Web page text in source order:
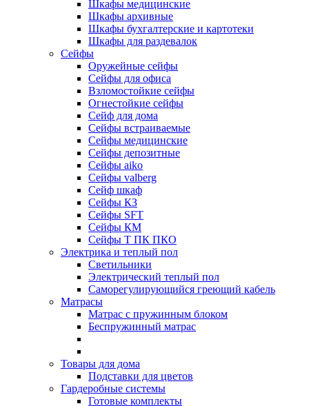
Шкафы медицинские
Шкафы архивные
Шкафы бухгалтерские и картотеки
Шкафы для раздевалок
Сейфы
Оружейные сейфы
Сейфы для офиса
Взломостойкие сейфы
Огнестойкие сейфы
Cейф для дома
Сейфы встраиваемые
Сейфы медицинские
Сейфы депозитные
Сейфы aiko
Сейфы valberg
Сейф шкаф
Сейфы КЗ
Сейфы SFT
Сейфы КМ
Сейфы Т ПК ПКО
Электрика и теплый пол
Светильники
Электрический теплый пол
Саморегулирующийся греющий кабель
Матрасы
Матрас с пружинным блоком
Беспружинный матрас
Товары для дома
Подставки для цветов
Гардеробные системы
Готовые комплекты